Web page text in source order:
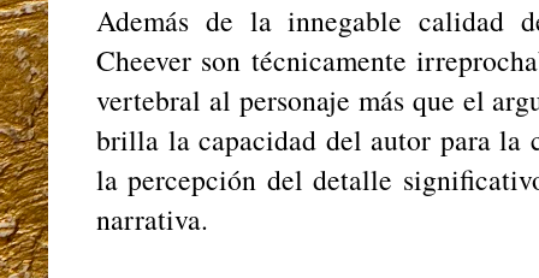
Además de la innegable calidad
Cheever son técnicamente
vertebral al personaje más que el
brilla la capacidad del autor para la
la percepción del detalle
narrativa.